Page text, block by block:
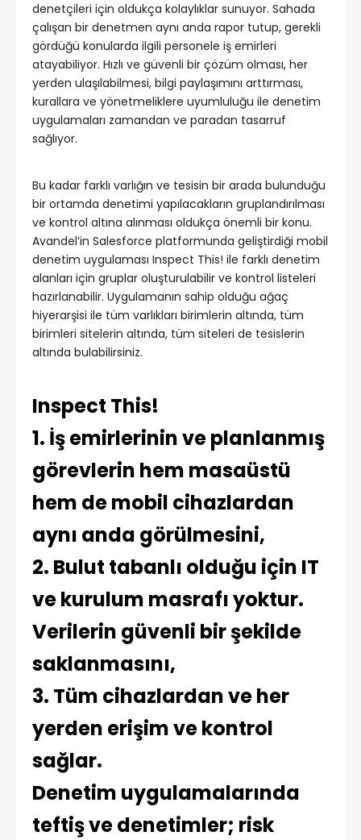
denetçileri için oldukça kolaylıklar sunuyor. Sahada
çalışan bir denetmen aynı anda rapor tutup, gerekli
gördüğü konularda ilgili personele iş emirleri
atayabiliyor. Hızlı ve güvenli bir çözüm olması, her
yerden ulaşılabilmesi, bilgi paylaşımını arttırması,
kurallara ve yönetmeliklere uyumluluğu ile denetim
uygulamaları zamandan ve paradan tasarruf
sağlıyor.
Bu kadar farklı varlığın ve tesisin bir arada bulunduğu
bir ortamda denetimi yapılacakların gruplandırılması
ve kontrol altına alınması oldukça önemli bir konu.
Avandel’in Salesforce platformunda geliştirdiği mobil
denetim uygulaması Inspect This! ile farklı denetim
alanları için gruplar oluşturulabilir ve kontrol listeleri
hazırlanabilir. Uygulamanın sahip olduğu ağaç
hiyerarşisi ile tüm varlıkları birimlerin altında, tüm
birimleri sitelerin altında, tüm siteleri de tesislerin
altında bulabilirsiniz.
Inspect This!
1. İş emirlerinin ve planlanmış
görevlerin hem masaüstü
hem de mobil cihazlardan
aynı anda görülmesini,
2. Bulut tabanlı olduğu için IT
ve kurulum masrafı yoktur.
Verilerin güvenli bir şekilde
saklanmasını,
3. Tüm cihazlardan ve her
yerden erişim ve kontrol
sağlar.
Denetim uygulamalarında
teftiş ve denetimler; risk